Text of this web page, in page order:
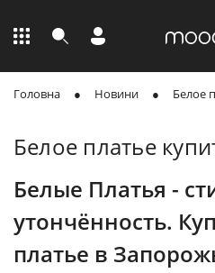
Головна Новини Белое
Белое платье
Белые Платья -
утончённость.
платье в